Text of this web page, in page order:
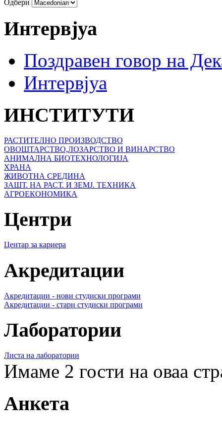
Одбери
Интервјуа
Поздравен говор на
Интервјуа
ИНСТИТУТИ
РАСТИТЕЛНО ПРОИЗВОДСТВО
ОВОШТАРСТВО,ЛОЗАРСТВО И ВИНАРСТВО
АНИМАЛНА БИОТЕХНОЛОГИЈА
ХРАНА
ЖИВОТНА СРЕДИНА
ЗАШТ. НА РАСТ. И ЗЕМЈ. ТЕХНИКА
АГРОЕКОНОМИКА
Центри
Центар за кариера
Акредитации
Акредитации - нови студиски програми
Акредитации - стари студиски програми
Лаборатории
Листа на лаборатории
Имаме 2 гости на оваа
Анкета